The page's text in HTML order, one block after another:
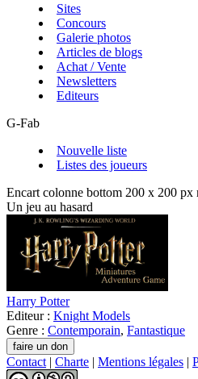
Sites
Concours
Galerie photos
Articles de blogs
Achat / Vente
Newsletters
Editeurs
G-Fab
Nouvelle liste
Listes des joueurs
Encart colonne bottom 200 x 200 px
Un jeu au hasard
Harry Potter
Editeur : Knight Models
Genre : Contemporain, Fantastique
Contact | Charte | Mentions légales |